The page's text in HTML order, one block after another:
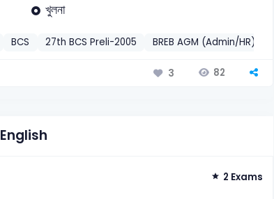
খুলনা
BCS 27th BCS Preli-2005 BREB AGM (Admin/HR)-2017
3 82
English
2 Exams